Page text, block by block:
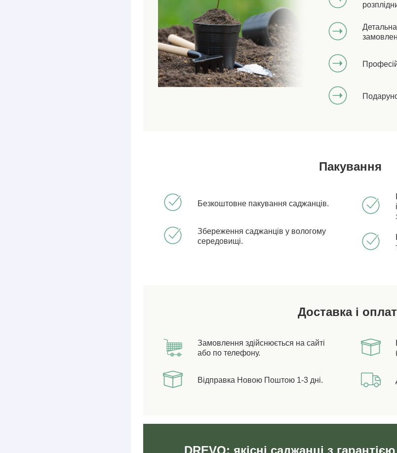
Пакування
Безкоштовне пакування саджанців.
Збереження саджанців у вологому
середовищі.
Доставка і
Замовлення здійснюється на сайті
або по телефону.
Відправка Новою Поштою 1-3 дні.
DREVO: якісні саджанці з